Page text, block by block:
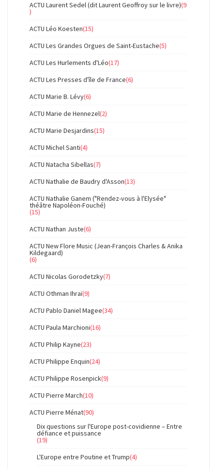
ACTU Laurent Sedel (dit Laurent Geoffroy sur le livre)(9
)
ACTU Léo Koesten(15)
ACTU Les Grandes Orgues de Saint-Eustache(5)
ACTU Les Hurlements d'Léo(17)
ACTU Les Presses d'île de France(6)
ACTU Marie B. Lévy(6)
ACTU Marie de Hennezel(2)
ACTU Marie Desjardins(15)
ACTU Michel Santi(4)
ACTU Natacha Sibellas(7)
ACTU Nathalie de Baudry d'Asson(13)
ACTU Nathalie Ganem ("Rendez-vous à l'Elysée"
théâtre Napoléon-Fouché)
(15)
ACTU Nathan Juste(6)
ACTU New Flore Music (Jean-François Charles & Anika
Kildegaard)
(6)
ACTU Nicolas Gorodetzky(7)
ACTU Othman Ihraï(9)
ACTU Pablo Daniel Magee(34)
ACTU Paula Marchioni(16)
ACTU Philip Kayne(23)
ACTU Philippe Enquin(24)
ACTU Philippe Rosenpick(9)
ACTU Pierre March(10)
ACTU Pierre Ménat(90)
Dix questions sur l'Europe post-covidienne – Entre
défiance et puissance
(19)
L'Europe entre Poutine et Trump(4)